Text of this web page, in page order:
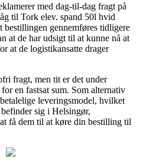
med dag-til-dag fragt på
til Tork elev. spand 50l hvid
gennemføres tidligere
at de har udsigt til at kunne nå at
at de logistikansatte drager
fragt, men tit er det under
en fastsat sum. Som alternativ
leveringsmodel, hvilket
sig i Helsingør,
få dem til at køre din bestilling til